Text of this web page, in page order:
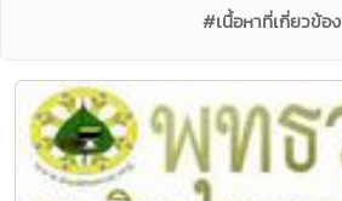
#เนื้อหาที่เกี่ยวข้อง